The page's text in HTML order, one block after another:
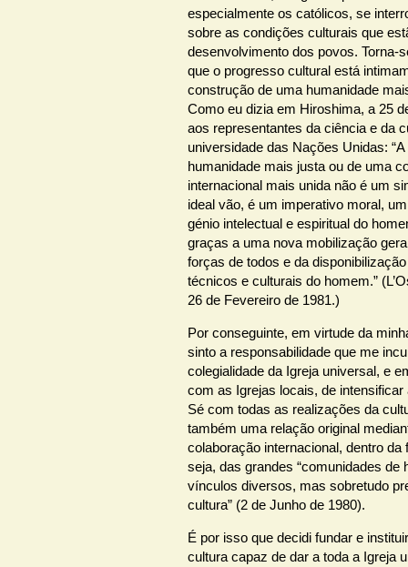
especialmente os católicos, se
sobre as condições culturais que
desenvolvimento dos povos. Torna-
que o progresso cultural está
construção de uma humanidade
Como eu dizia em Hiroshima, a 25
aos representantes da ciência e da
universidade das Nações Unidas:
humanidade mais justa ou de uma
internacional mais unida não é um
ideal vão, é um imperativo moral,
génio intelectual e espiritual do
graças a uma nova mobilização
forças de todos e da
técnicos e culturais do homem.”
26 de Fevereiro de 1981.)
Por conseguinte, em virtude da
sinto a responsabilidade que me
colegialidade da Igreja universal, e
com as Igrejas locais, de
Sé com todas as realizações da
também uma relação original
colaboração internacional, dentro
seja, das grandes “comunidades de
vínculos diversos, mas sobretudo
cultura” (2 de Junho de 1980).
É por isso que decidi fundar e
cultura capaz de dar a toda a Igreja